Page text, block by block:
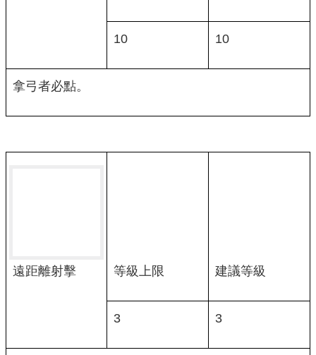
10 10
拿弓者必點。
遠距離射擊 等級上限 建議等級
3 3